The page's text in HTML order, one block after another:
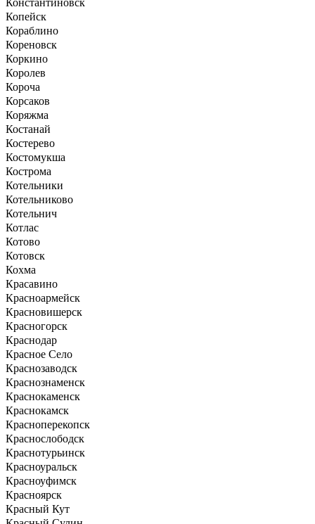
Копейск
Кораблино
Кореновск
Коркино
Королев
Короча
Корсаков
Коряжма
Костанай
Костерево
Костомукша
Кострома
Котельники
Котельниково
Котельнич
Котлас
Котово
Котовск
Кохма
Красавино
Красноармейск
Красновишерск
Красногорск
Краснодар
Красное Село
Краснозаводск
Краснознаменск
Краснокаменск
Краснокамск
Красноперекопск
Краснослободск
Краснотурьинск
Красноуральск
Красноуфимск
Красноярск
Красный Кут